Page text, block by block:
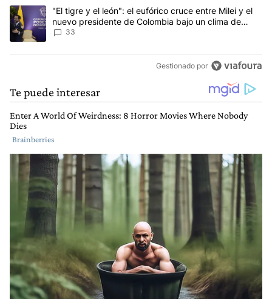
Un artículo de tendencia con el título ""El tigre y el león": el
"El tigre y el león": el eufórico cruce entre Milei y el
nuevo presidente de Colombia bajo un clima de
máxima tensión
33
Gestionado por